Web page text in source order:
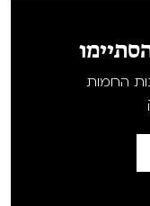
החמות